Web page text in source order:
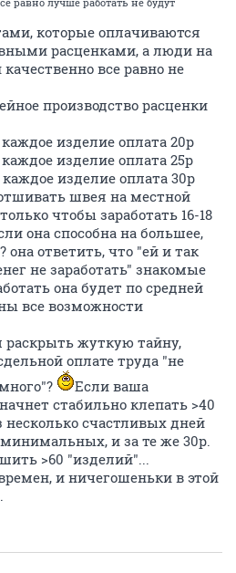
которые оплачиваются
расценками, а люди на
все равно не
производство расценки
изделие оплата 20р
изделие оплата 25р
изделие оплата 30р
швея на местной
чтобы заработать 16-18
она способна на большее,
она ответить, что "ей и так
не заработать" знакомые
она будет по средней
все возможности
раскрыть жуткую тайну,
оплате труда "не
Если ваша
стабильно клепать >40
несколько счастливых дней
и за те же 30р.
>60 "изделий"...
и ничегошеньки в этой